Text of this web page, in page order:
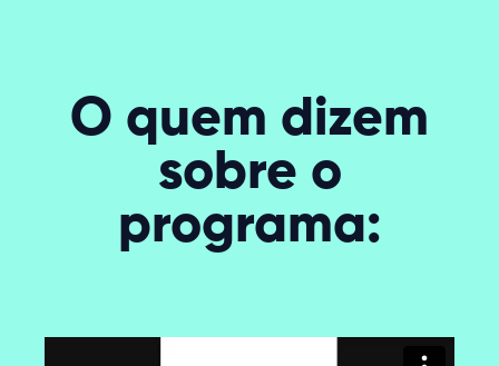
O quem dizem
sobre o
programa: